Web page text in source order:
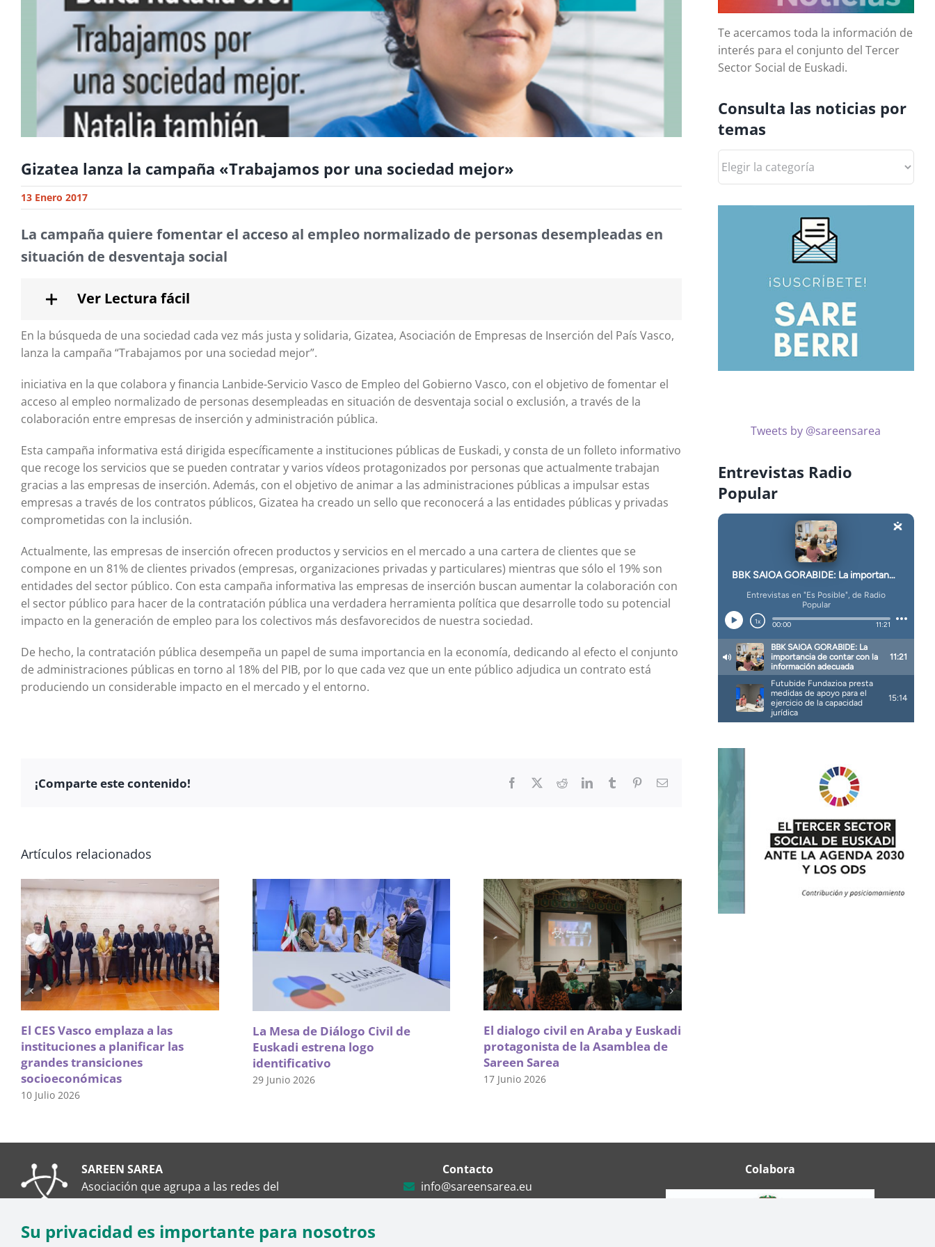
Gizatea lanza la campaña «Trabajamos por una sociedad mejor»
13 Enero 2017
La campaña quiere fomentar el acceso al empleo normalizado de personas desempleadas en
situación de desventaja social
Ver Lectura fácil
En la búsqueda de una sociedad cada vez más justa y solidaria, Gizatea, Asociación de Empresas de Inserción del País Vasco,
lanza la campaña “Trabajamos por una sociedad mejor”.
iniciativa en la que colabora y financia Lanbide-Servicio Vasco de Empleo del Gobierno Vasco, con el objetivo de fomentar el
acceso al empleo normalizado de personas desempleadas en situación de desventaja social o exclusión, a través de la
colaboración entre empresas de inserción y administración pública.
Esta campaña informativa está dirigida específicamente a instituciones públicas de Euskadi, y consta de un folleto informativo
que recoge los servicios que se pueden contratar y varios vídeos protagonizados por personas que actualmente trabajan
gracias a las empresas de inserción. Además, con el objetivo de animar a las administraciones públicas a impulsar estas
empresas a través de los contratos públicos, Gizatea ha creado un sello que reconocerá a las entidades públicas y privadas
comprometidas con la inclusión.
Actualmente, las empresas de inserción ofrecen productos y servicios en el mercado a una cartera de clientes que se
compone en un 81% de clientes privados (empresas, organizaciones privadas y particulares) mientras que sólo el 19% son
entidades del sector público. Con esta campaña informativa las empresas de inserción buscan aumentar la colaboración con
el sector público para hacer de la contratación pública una verdadera herramienta política que desarrolle todo su potencial
impacto en la generación de empleo para los colectivos más desfavorecidos de nuestra sociedad.
De hecho, la contratación pública desempeña un papel de suma importancia en la economía, dedicando al efecto el conjunto
de administraciones públicas en torno al 18% del PIB, por lo que cada vez que un ente público adjudica un contrato está
produciendo un considerable impacto en el mercado y el entorno.
¡Comparte este contenido! Facebook RedditLinkedInTumblr PinterestCorreo
Artículos relacionados
El CES Vasco emplaza a las
instituciones a planificar las
grandes transiciones
socioeconómicas
10 Julio 2026
La Mesa de Diálogo Civil de
Euskadi estrena logo
identificativo
29 Junio 2026
El dialogo civil en Araba y Euskadi
protagonista de la Asamblea de
Sareen Sarea
17 Junio 2026
Te acercamos toda la información de
interés para el conjunto del Tercer
Sector Social de Euskadi.
Consulta las noticias por
temas
las
por
Tweets by @sareensarea
Entrevistas Radio
Popular
SAREEN SAREA
Asociación que agrupa a las redes del
Contacto
info@sareensarea.eu
Colabora
Su privacidad es importante para nosotros